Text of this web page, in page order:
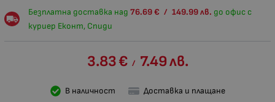
Безплатна доставка над 76.69 € / 149.99 лв. до офис с
куриер Еконт, Спиди
3.83€ / 7.49лв.
В наличност Доставка и плащане